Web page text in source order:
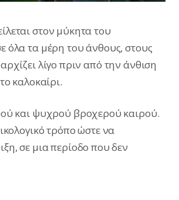
στον μύκητα του
όλα τα μέρη του άνθους, στους
λίγο πριν από την άνθιση
καλοκαίρι.
και ψυχρού βροχερού καιρού.
τρόπο ώστε να
σε μια περίοδο που δεν